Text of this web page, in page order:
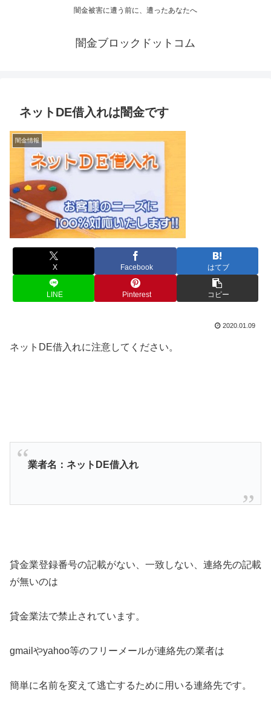
闇金被害に遭う前に、遭ったあなたへ
闇金ブロックドットコム
ネットDE借入れは闇金です
闇金情報
X Facebook はてブ
LINE Pinterest コピー
2020.01.09
ネットDE借入れに注意してください。
業者名：ネットDE借入れ
貸金業登録番号の記載がない、一致しない、連絡先の記載
が無いのは
貸金業法で禁止されています。
gmailやyahoo等のフリーメールが連絡先の業者は
簡単に名前を変えて逃亡するために用いる連絡先です。